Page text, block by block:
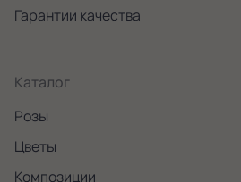
Гарантии качества
Каталог
Розы
Цветы
Композиции